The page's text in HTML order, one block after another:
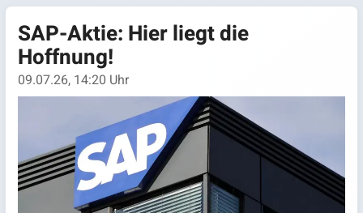
SAP-Aktie: Hier liegt die
Hoffnung!
09.07.26, 14:20 Uhr